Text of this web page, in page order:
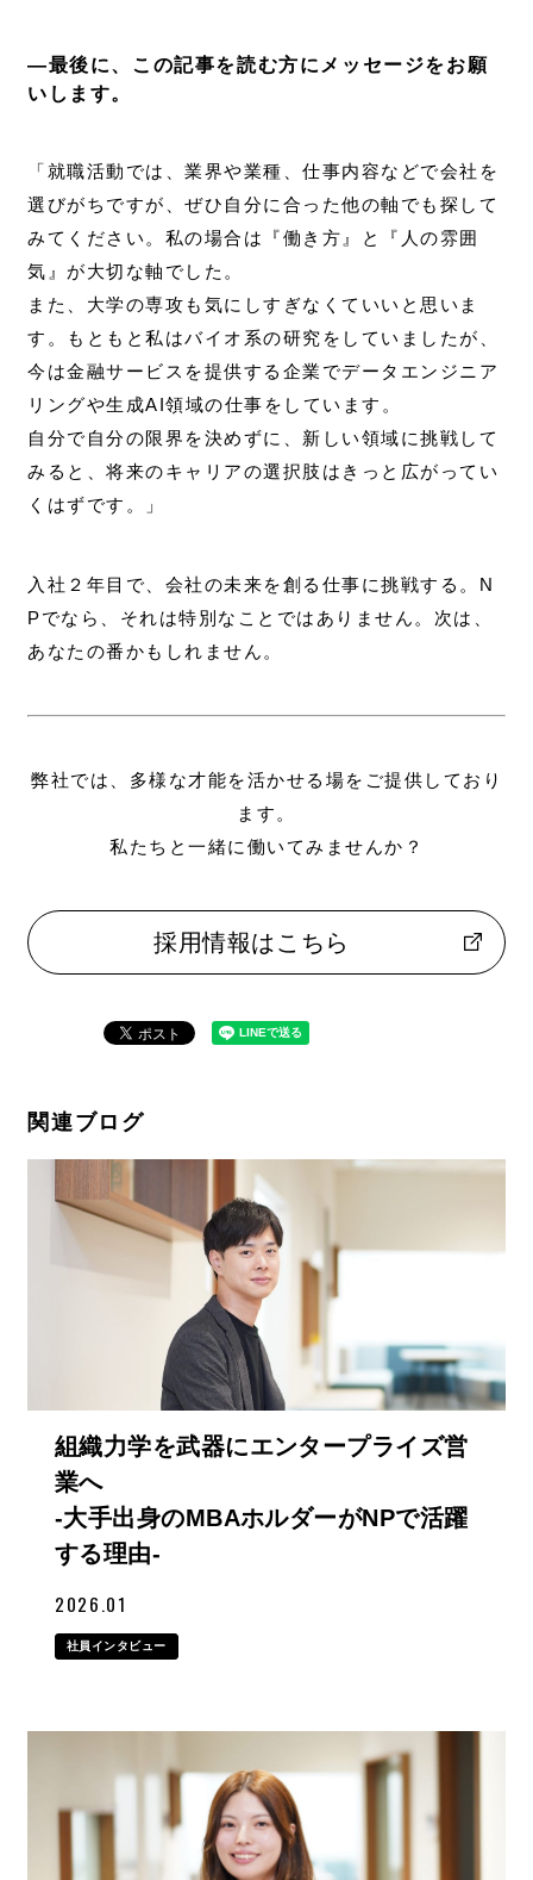
―最後に、この記事を読む方にメッセージをお願
いします。
「就職活動では、業界や業種、仕事内容などで会社を
選びがちですが、ぜひ自分に合った他の軸でも探して
みてください。私の場合は『働き方』と『人の雰囲
気』が大切な軸でした。
また、大学の専攻も気にしすぎなくていいと思いま
す。もともと私はバイオ系の研究をしていましたが、
今は金融サービスを提供する企業でデータエンジニア
リングや生成AI領域の仕事をしています。
自分で自分の限界を決めずに、新しい領域に挑戦して
みると、将来のキャリアの選択肢はきっと広がってい
くはずです。」
入社２年目で、会社の未来を創る仕事に挑戦する。N
Pでなら、それは特別なことではありません。次は、
あなたの番かもしれません。
弊社では、多様な才能を活かせる場をご提供しており
ます。
私たちと一緒に働いてみませんか？
採用情報はこちら
関連ブログ
組織力学を武器にエンタープライズ営
業へ
-大手出身のMBAホルダーがNPで活躍
する理由-
2026.01
社員インタビュー